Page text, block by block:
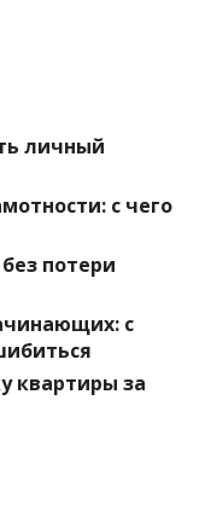
личный
с чего
потери
с
квартиры за